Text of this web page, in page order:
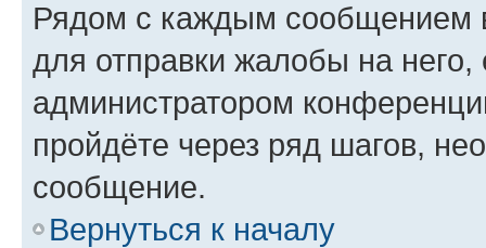
Рядом с каждым сообщением
для отправки жалобы на
администратором
пройдёте через ряд шагов,
сообщение.
Вернуться к началу